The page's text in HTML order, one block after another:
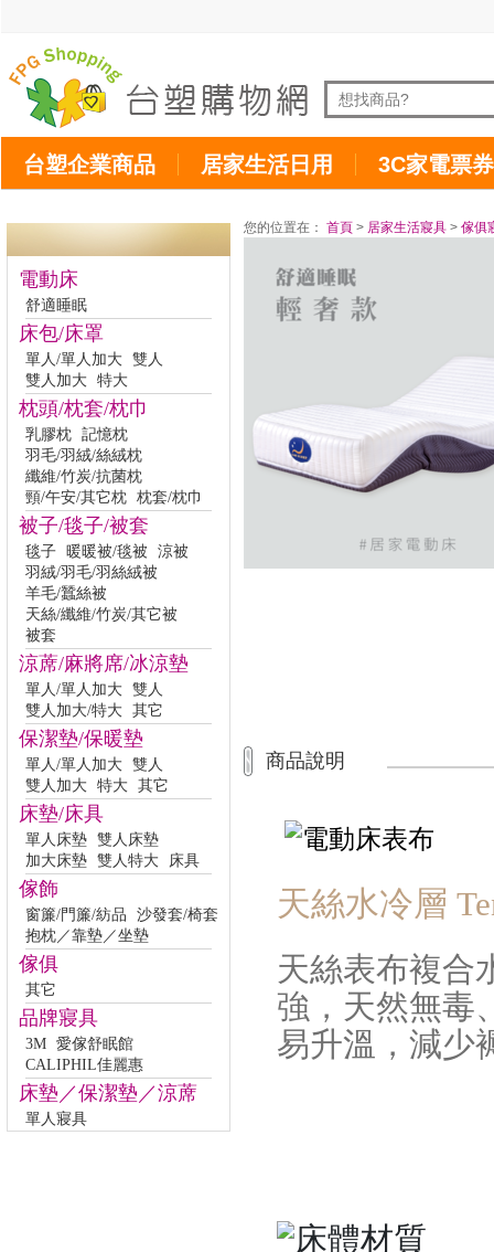
台塑企業商品 居家生活日用 3C家電票券
電動床
舒適睡眠
床包/床罩
單人/單人加大 雙人
雙人加大 特大
枕頭/枕套/枕巾
乳膠枕 記憶枕
羽毛/羽絨/絲絨枕
纖維/竹炭/抗菌枕
頸/午安/其它枕 枕套/枕巾
被子/毯子/被套
毯子 暖暖被/毯被
涼被
羽絨/羽毛/羽絲絨被
羊毛/蠶絲被
天絲/纖維/竹炭/其它被
被套
涼蓆/麻將席/冰涼墊
單人/單人加大 雙人
雙人加大/特大 其它
保潔墊/保暖墊
單人/單人加大 雙人
雙人加大 特大 其它
床墊/床具
單人床墊 雙人床墊
加大床墊 雙人特大 床具
傢飾
窗簾/門簾/紡品
沙發套/椅套
抱枕／靠墊／坐墊
傢俱
其它
品牌寢具
3M 愛傢舒眠館
CALIPHIL佳麗惠
床墊／保潔墊／涼蓆
單人寢具
您的位置在： 首頁 > 居家生活寢具 > 傢俱
商品說明
天絲水冷層
天絲表布複合
強，天然無毒
易升溫，減少